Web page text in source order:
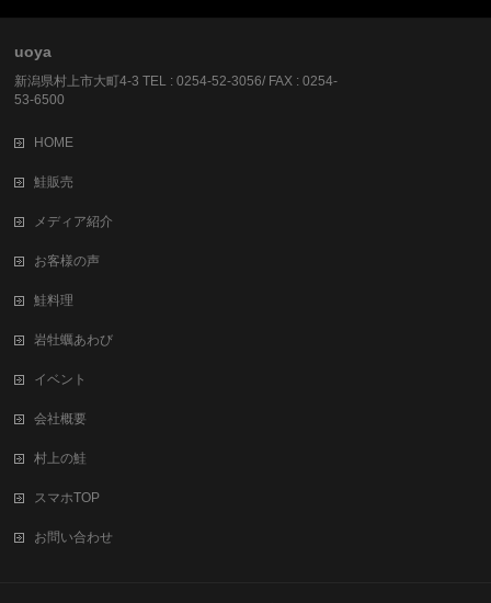
uoya
新潟県村上市大町4-3 TEL : 0254-52-3056/ FAX : 0254-
53-6500
HOME
鮭販売
メディア紹介
お客様の声
鮭料理
岩牡蠣あわび
イベント
会社概要
村上の鮭
スマホTOP
お問い合わせ